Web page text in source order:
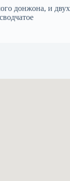
донжона, и двух